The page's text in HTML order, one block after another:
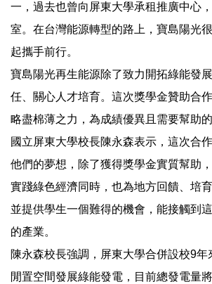
一，過去也曾向屏東大學承租推廣中心
室。在台灣能源轉型的路上，寶島陽光
起攜手前行。
寶島陽光再生能源除了致力開拓綠能發
任、關心人才培育。這次獎學金贊助合
略盡棉薄之力，為成績優異且需要幫助
國立屏東大學校長陳永森表示，這次合
他們的夢想，除了獲得獎學金實質幫助
實踐綠色經濟同時，也為地方回饋、培
並提供學生一個難得的機會，能接觸到
的產業。
陳永森校長強調，屏東大學合併設校9年
閒置空間發展綠能發電，目前總發電量